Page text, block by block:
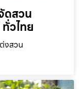
ดสวน
วไทย
งสวน